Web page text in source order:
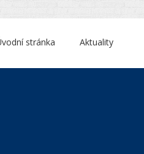
Aktuality
stránka